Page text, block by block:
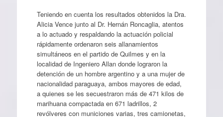
Teniendo en cuenta los resultados obtenidos la Dra.
Alicia Vence junto al Dr. Hernán Roncaglia, atentos
a lo actuado y respaldando la actuación policial
rápidamente ordenaron seis allanamientos
simultáneos en el partido de Quilmes y en la
localidad de Ingeniero Allan donde lograron la
detención de un hombre argentino y a una mujer de
nacionalidad paraguaya, ambos mayores de edad,
a quienes se les secuestraron más de 471 kilos de
marihuana compactada en 671 ladrillos, 2
revólveres con municiones varias, tres camionetas,